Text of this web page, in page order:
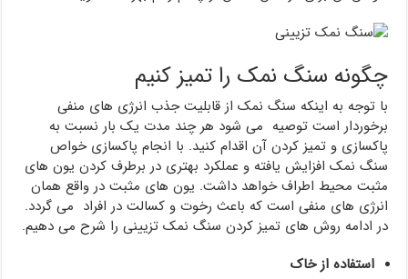
چگونه سنگ نمک را تمیز کنیم
با توجه به اینکه سنگ نمک از قابلیت جذب انرژی های منفی
برخوردار است توصیه می شود هر چند مدت یک بار نسبت به
پاکسازی و تمیز کردن آن اقدام کنید. با انجام پاکسازی خواص
سنگ نمک افزایش یافته و عملکرد بهتری در برطرف کردن یون های
مثبت محیط اطراف خواهد داشت. یون های مثبت در واقع همان
انرژی های منفی است که باعث رخوت و کسالت در افراد می گردد.
در ادامه روش های تمیز کردن سنگ نمک تزیینی را شرح می دهیم.
استفاده از خاک